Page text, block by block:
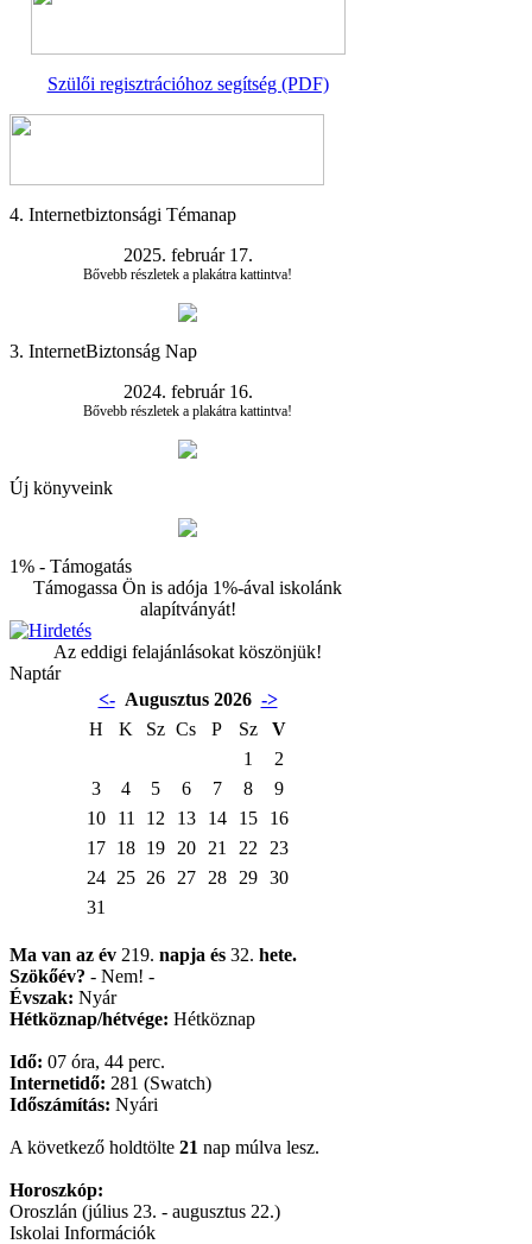
Szülői regisztrációhoz segítség (PDF)
4. Internetbiztonsági Témanap
2025. február 17.
Bővebb részletek a plakátra kattintva!
3. InternetBiztonság Nap
2024. február 16.
Bővebb részletek a plakátra kattintva!
Új könyveink
1% - Támogatás
Támogassa Ön is adója 1%-ával iskolánk
alapítványát!
Az eddigi felajánlásokat köszönjük!
Naptár
<- Augusztus 2026 ->
H
K Sz Cs P Sz
V
1
2
3
4 5 6 7 8
9
10
11 12 13 14 15
16
17 18 19 20 21 22
23
24 25 26 27 28 29
30
31
Ma van az év 219. napja és 32. hete.
Szökőév? - Nem! -
Évszak: Nyár
Hétköznap/hétvége: Hétköznap
Idő: 07 óra, 44 perc.
Internetidő: 281 (Swatch)
Időszámítás: Nyári
A következő holdtölte 21 nap múlva lesz.
Horoszkóp:
Oroszlán (július 23. - augusztus 22.)
Iskolai Információk